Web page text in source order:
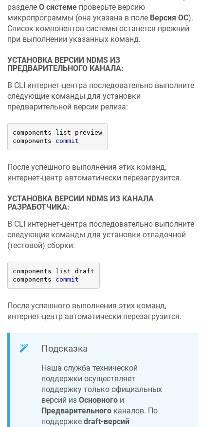
разделе О системе проверьте версию
микропрограммы (она указана в поле Версия ОС).
Список компонентов системы останется прежний
при выполнении указанных команд.
УСТАНОВКА ВЕРСИИ NDMS ИЗ
ПРЕДВАРИТЕЛЬНОГО КАНАЛА:
В CLI интернет-центра последовательно выполните
следующие команды для установки
предварительной версии релиза:
components list preview
components commit
После успешного выполнения этих команд,
интернет-центр автоматически перезагрузится.
УСТАНОВКА ВЕРСИИ NDMS ИЗ КАНАЛА
РАЗРАБОТЧИКА:
В CLI интернет-центра последовательно выполните
следующие команды для установки отладочной
(тестовой) сборки:
components list draft
components commit
После успешного выполнения этих команд,
интернет-центр автоматически перезагрузится.
Подсказка
Наша служба технической
поддержки осуществляет
поддержку только официальных
версий из Основного и
Предварительного каналов. По
поддержке draft-версий